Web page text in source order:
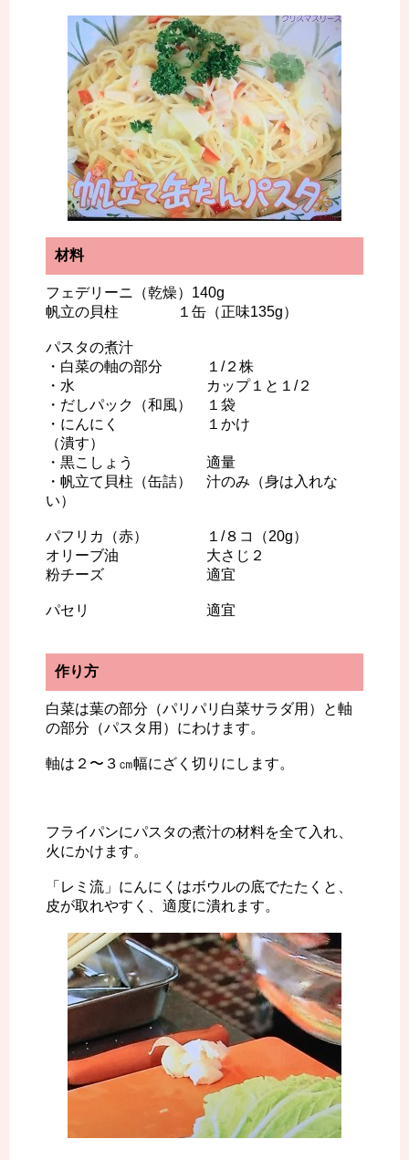
材料
フェデリーニ（乾燥）140g
帆立の貝柱 １缶（正味135g）
パスタの煮汁
・白菜の軸の部分 １/２株
・水 カップ１と１/２
・だしパック（和風） １袋
・にんにく １かけ
（潰す）
・黒こしょう 適量
・帆立て貝柱（缶詰） 汁のみ（身は入れな
い）
パフリカ（赤） １/８コ（20g）
オリーブ油 大さじ２
粉チーズ 適宜
パセリ 適宜
作り方
白菜は葉の部分（パリパリ白菜サラダ用）と軸
の部分（パスタ用）にわけます。
軸は２〜３㎝幅にざく切りにします。
フライパンにパスタの煮汁の材料を全て入れ、
火にかけます。
「レミ流」にんにくはボウルの底でたたくと、
皮が取れやすく、適度に潰れます。